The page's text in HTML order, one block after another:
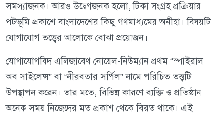
সমস্যাজনক। আরও উদ্বেগজনক হলো, টিকা সংগ্রহ প্রক্রিয়ার
পটভূমি প্রকাশে বাংলাদেশের কিছু গণমাধ্যমের অনীহা। বিষয়টি
যোগাযোগ তত্ত্বের আলোকে বোঝা প্রয়োজন।
যোগাযোগবিদ এলিজাবেথ নোয়েল-নিউম্যান প্রথম “স্পাইরাল
অব সাইলেন্স” বা “নীরবতার সর্পিল” নামে পরিচিত তত্ত্বটি
উপস্থাপন করেন। তার মতে, বিভিন্ন কারণে ব্যক্তি ও প্রতিষ্ঠান
অনেক সময় নিজেদের মত প্রকাশ থেকে বিরত থাকে। এই